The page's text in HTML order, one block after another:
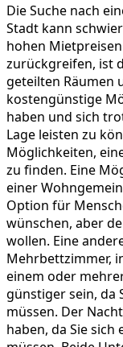
Die Suche nach
Stadt kann
hohen
zurückgreifen, ist
geteilten Räumen
kostengünstige
haben und sich
Lage leisten zu
Möglichkeiten,
zu finden. Eine
einer
Option für
wünschen, aber
wollen. Eine
Mehrbettzimmer,
einem oder
günstiger sein, da
müssen. Der
haben, da Sie